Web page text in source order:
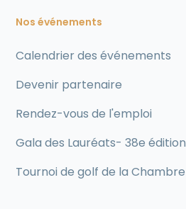
Nos événements
Calendrier des événements
Devenir partenaire
Rendez-vous de l'emploi
Gala des Lauréats- 38e édition
Tournoi de golf de la Chambre